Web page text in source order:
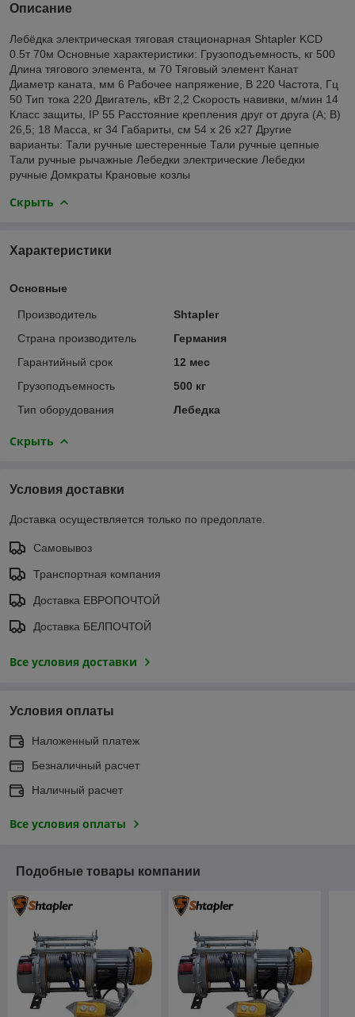
Описание
Лебёдка электрическая тяговая стационарная Shtapler KCD
0.5т 70м Основные характеристики: Грузоподъемность, кг 500
Длина тягового элемента, м 70 Тяговый элемент Канат
Диаметр каната, мм 6 Рабочее напряжение, В 220 Частота, Гц
50 Тип тока 220 Двигатель, кВт 2,2 Скорость навивки, м/мин 14
Класс защиты, IP 55 Расстояние крепления друг от друга (А; В)
26,5; 18 Масса, кг 34 Габариты, см 54 x 26 x27 Другие
варианты: Тали ручные шестеренные Тали ручные цепные
Тали ручные рычажные Лебедки электрические Лебедки
ручные Домкраты Крановые козлы
Скрыть
Характеристики
Основные
Производитель
Shtapler
Страна производитель
Германия
Гарантийный срок
12 мес
Грузоподъемность
500 кг
Тип оборудования
Лебедка
Скрыть
Условия доставки
Доставка осуществляется только по предоплате.
Самовывоз
Транспортная компания
Доставка ЕВРОПОЧТОЙ
Доставка БЕЛПОЧТОЙ
Все условия доставки
Условия оплаты
Наложенный платеж
Безналичный расчет
Наличный расчет
Все условия оплаты
Подобные товары компании